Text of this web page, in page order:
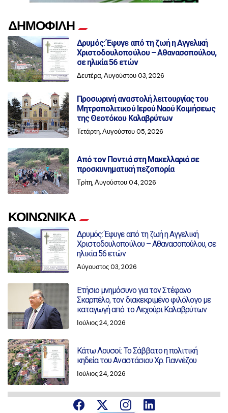
ΔΗΜΟΦΙΛΗ
Δρυμός: Έφυγε από τη ζωή η Αγγελική
Χριστοδουλοπούλου – Αθανασοπούλου,
σε ηλικία 56 ετών
Δευτέρα, Αυγούστου 03, 2026
Προσωρινή αναστολή λειτουργίας του
Μητροπολιτικού Ιερού Ναού Κοιμήσεως
της Θεοτόκου Καλαβρύτων
Τετάρτη, Αυγούστου 05, 2026
Από τον Ποντιά στη Μακελλαριά σε
προσκυνηματική πεζοπορία
Τρίτη, Αυγούστου 04, 2026
ΚΟΙΝΩΝΙΚΑ
Δρυμός: Έφυγε από τη ζωή η Αγγελική
Χριστοδουλοπούλου – Αθανασοπούλου, σε
ηλικία 56 ετών
Αύγουστος 03, 2026
Ετήσιο μνημόσυνο για τον Στέφανο
Σκαρπέλο, τον διακεκριμένο φιλόλογο με
καταγωγή από το Λεχούρι Καλαβρύτων
Ιούλιος 24, 2026
Κάτω Λουσοί: Το Σάββατο η πολιτική
κηδεία του Αναστάσιου Χρ. Γιαννέζου
Ιούλιος 24, 2026